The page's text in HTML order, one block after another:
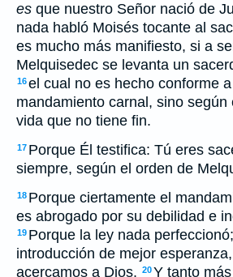
es que nuestro Señor nació de
nada habló Moisés tocante al
es mucho más manifiesto, si a
Melquisedec se levanta un
16el cual no es hecho conforme a
mandamiento carnal, sino según
vida que no tiene fin.
17 Porque Él testifica: Tú eres
siempre, según el orden de
18 Porque ciertamente el
es abrogado por su debilidad e
19 Porque la ley nada
introducción de mejor
acercamos a Dios. 20Y tanto